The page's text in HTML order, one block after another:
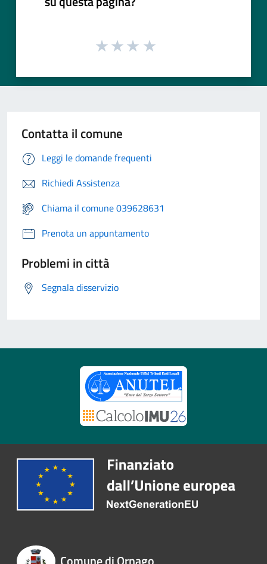
Contatta il comune
Leggi le domande frequenti
Richiedi Assistenza
Chiama il comune 039628631
Prenota un appuntamento
Problemi in città
Segnala disservizio